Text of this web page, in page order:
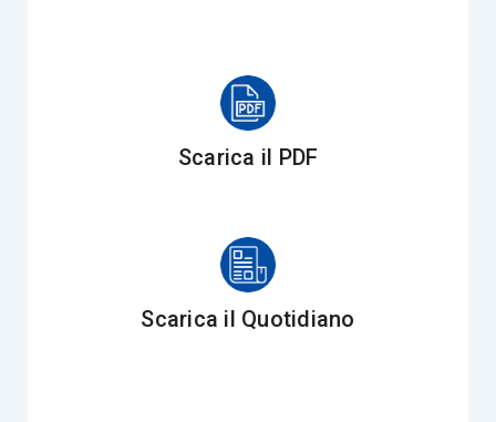
Aggiustamento e anticipazione
obiettivi del cliente
Contestualizzazione della situazione
Strategie (si/no)
Analisi dati storici
Scarica il PDF
Scarica il Quotidiano